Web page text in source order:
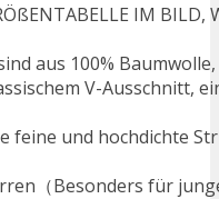
IM BILD,
aus 100%
V-Ausschnitt,
feine und hochdichte
（Besonders für